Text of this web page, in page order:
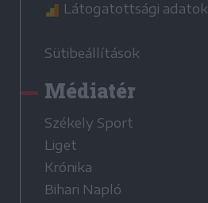
Látogatottsági adatok
Sütibeállítások
Médiatér
Székely Sport
Liget
Krónika
Bihari Napló